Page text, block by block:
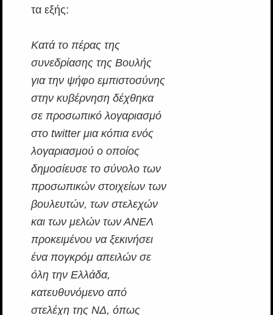
τα εξής:
Κατά το πέρας της
συνεδρίασης της Βουλής
για την ψήφο εμπιστοσύνης
στην κυβέρνηση δέχθηκα
σε προσωπικό λογαριασμό
στο twitter μια κόπια ενός
λογαριασμού ο οποίος
δημοσίευσε το σύνολο των
προσωπικών στοιχείων των
βουλευτών, των στελεχών
και των μελών των ΑΝΕΛ
προκειμένου να ξεκινήσει
ένα πογκρόμ απειλών σε
όλη την Ελλάδα,
κατευθυνόμενο από
στελέχη της ΝΔ, όπως